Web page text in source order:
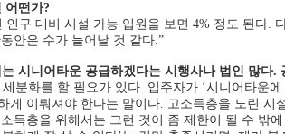
어떤가?
인구 대비 시설 가능 입원을 보면 4% 정도 된다.
안은 수가 늘어날 것 같다.”
시니어타운 공급하겠다는 시행사나 법인 많다.
분화를 할 필요가 있다. 입주자가 ‘시니어타운
게 이뤄져야 한다는 말이다. 고소득층을 노린
득층을 위해서는 그런 것이 좀 제한이 될 수 밖